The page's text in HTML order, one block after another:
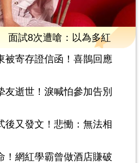
面試8次遭嗆：以為多紅
被寄存證信函！喜鵲回應
友逝世！淚喊怕參加告別
後又發文！悲慟：無法相
！網紅學霸曾做酒店賺破